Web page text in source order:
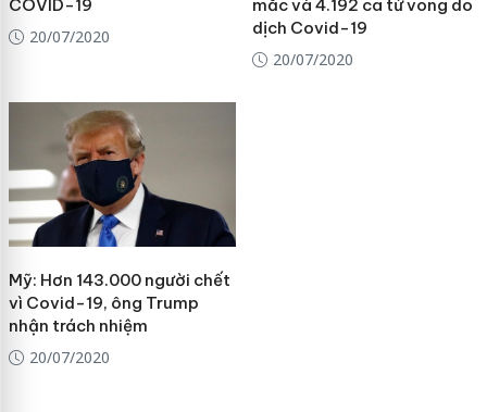
COVID-19
20/07/2020
mắc và 4.192 ca tử vong do
dịch Covid-19
20/07/2020
Mỹ: Hơn 143.000 người chết
vì Covid-19, ông Trump
nhận trách nhiệm
20/07/2020